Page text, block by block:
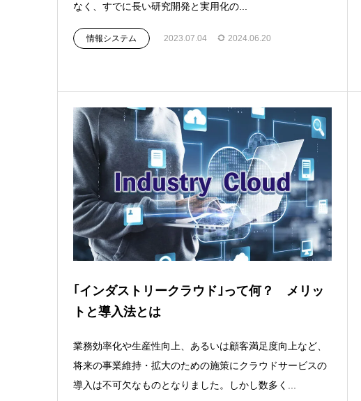
なく、すでに長い研究開発と実用化の...
情報システム 2023.07.04 2024.06.20
｢インダストリークラウド｣って何？ メリッ
トと導入法とは
業務効率化や生産性向上、あるいは顧客満足度向上など、
将来の事業維持・拡大のための施策にクラウドサービスの
導入は不可欠なものとなりました。しかし数多く...